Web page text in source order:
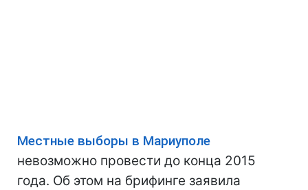
Местные выборы в Мариуполе
невозможно провести до конца 2015
года. Об этом на брифинге заявила